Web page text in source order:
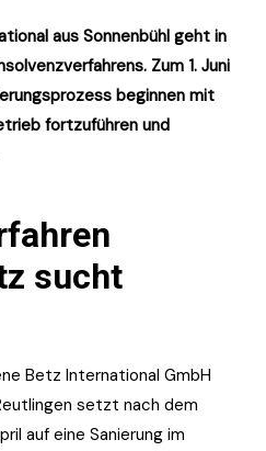
aus Sonnenbühl geht in
Zum 1. Juni
beginnen mit
fortzuführen und
sucht
Betz International GmbH
setzt nach dem
auf eine Sanierung im